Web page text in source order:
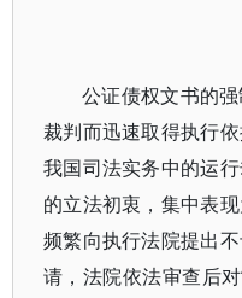
公证债权文书的
裁判而迅速取得执行
我国司法实务中的运
的立法初衷，集中表
频繁向执行法院提出
请，法院依法审查后